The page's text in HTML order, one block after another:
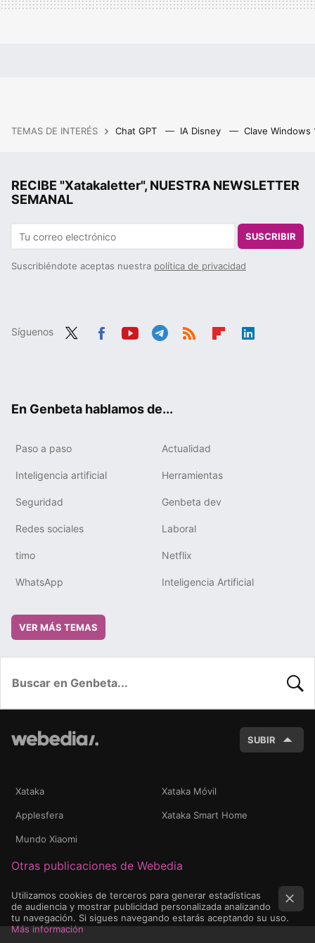
TEMAS DE INTERÉS Chat GPT IA Disney Clave Windows
RECIBE "Xatakaletter", NUESTRA NEWSLETTER
SEMANAL
SUSCRIBIR
Suscribiéndote aceptas nuestra política de privacidad
Síguenos
En Genbeta hablamos de...
Paso a paso Actualidad
Inteligencia artificial Herramientas
Seguridad Genbeta dev
Redes sociales Laboral
timo Netflix
WhatsApp Inteligencia Artificial
VER MÁS TEMAS
SUBIR
Xataka Xataka Móvil
Applesfera Xataka Smart Home
Mundo Xiaomi
Otras publicaciones de Webedia
Utilizamos cookies de terceros para generar estadísticas
de audiencia y mostrar publicidad personalizada analizando
tu navegación. Si sigues navegando estarás aceptando su uso.
Más información